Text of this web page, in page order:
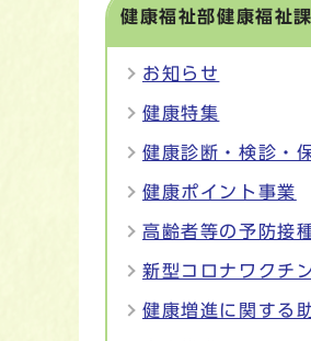
健康福祉部健康福祉課
お知らせ
健康特集
健康診断・検診・
健康ポイント事業
高齢者等の予防接
新型コロナワクチ
健康増進に関する